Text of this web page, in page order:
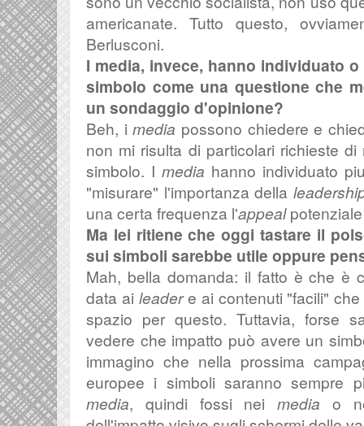
americanate. Tutto questo,
Berlusconi.
I media, invece, hanno individuato
simbolo come una questione che
un sondaggio d'opinione?
Beh, imedia possono chiedere e
non mi risulta di particolari richieste
simbolo. I media hanno individuato
"misurare" l'importanza della
una certa frequenza l'appeal
Ma lei ritiene che oggi tastare il
sui simboli sarebbe utile oppure
Mah, bella domanda: il fatto è che è
data ai leadere ai contenuti "facili"
spazio per questo. Tuttavia, forse
vedere che impatto può avere un
immagino che nella prossima
europee i simboli saranno sempre
media, quindi fossi neimedia o